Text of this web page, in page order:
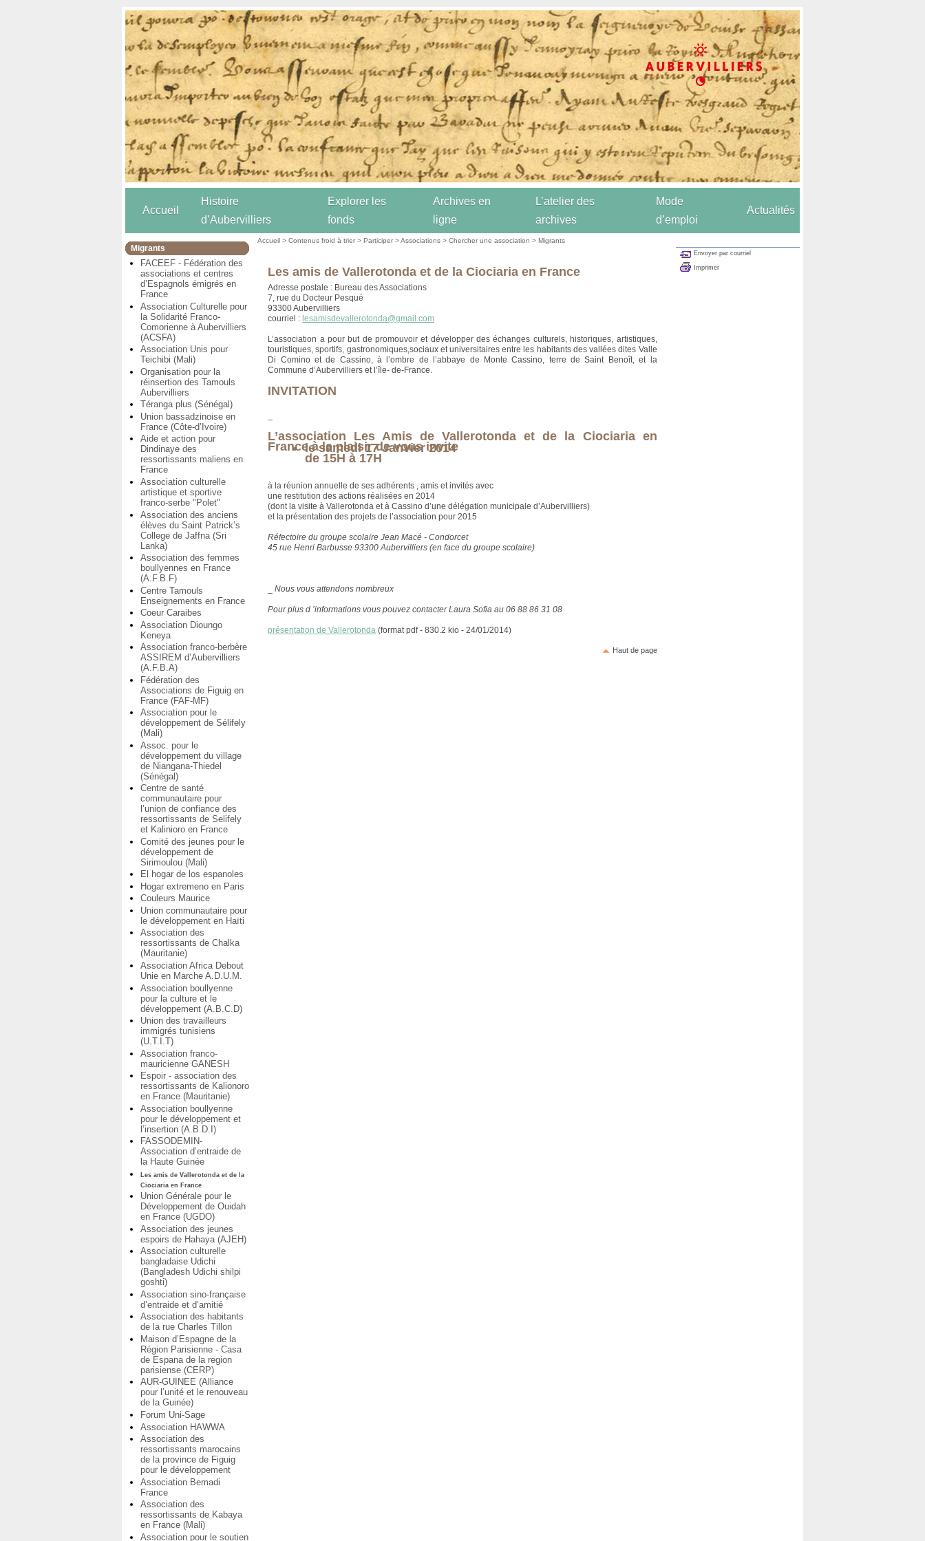
Accueil
Histoire
d’Aubervilliers
Explorer les
fonds
Archives en
ligne
L’atelier des
archives
Mode
d’emploi
Actualités
Migrants
FACEEF - Fédération des
associations et centres
d’Espagnols émigrés en
France
Association Culturelle pour
la Solidarité Franco-
Comorienne à Aubervilliers
(ACSFA)
Association Unis pour
Teichibi (Mali)
Organisation pour la
réinsertion des Tamouls
Aubervilliers
Téranga plus (Sénégal)
Union bassadzinoise en
France (Côte-d’Ivoire)
Aide et action pour
Dindinaye des
ressortissants maliens en
France
Association culturelle
artistique et sportive
franco-serbe "Polet"
Association des anciens
élèves du Saint Patrick’s
College de Jaffna (Sri
Lanka)
Association des femmes
boullyennes en France
(A.F.B.F)
Centre Tamouls
Enseignements en France
Coeur Caraibes
Association Dioungo
Keneya
Association franco-berbère
ASSIREM d’Aubervilliers
(A.F.B.A)
Fédération des
Associations de Figuig en
France (FAF-MF)
Association pour le
développement de Sélifely
(Mali)
Assoc. pour le
développement du village
de Niangana-Thiedel
(Sénégal)
Centre de santé
communautaire pour
l’union de confiance des
ressortissants de Selifely
et Kalinioro en France
Comité des jeunes pour le
développement de
Sirimoulou (Mali)
El hogar de los espanoles
Hogar extremeno en Paris
Couleurs Maurice
Union communautaire pour
le développement en Haïti
Association des
ressortissants de Chalka
(Mauritanie)
Association Africa Debout
Unie en Marche A.D.U.M.
Association boullyenne
pour la culture et le
développement (A.B.C.D)
Union des travailleurs
immigrés tunisiens
(U.T.I.T)
Association franco-
mauricienne GANESH
Espoir - association des
ressortissants de Kalionoro
en France (Mauritanie)
Association boullyenne
pour le développement et
l’insertion (A.B.D.I)
FASSODEMIN-
Association d’entraide de
la Haute Guinée
Les amis de Vallerotonda et de la
Ciociaria en France
Union Générale pour le
Développement de Ouidah
en France (UGDO)
Association des jeunes
espoirs de Hahaya (AJEH)
Association culturelle
bangladaise Udichi
(Bangladesh Udichi shilpi
goshti)
Association sino-française
d’entraide et d’amitié
Association des habitants
de la rue Charles Tillon
Maison d’Espagne de la
Région Parisienne - Casa
de Espana de la region
parisiense (CERP)
AUR-GUINEE (Alliance
pour l’unité et le renouveau
de la Guinée)
Forum Uni-Sage
Association HAWWA
Association des
ressortissants marocains
de la province de Figuig
pour le développement
Association Bemadi
France
Association des
ressortissants de Kabaya
en France (Mali)
Association pour le soutien
Accueil >Contenus froid à trier >Participer >Associations >Chercher une association >Migrants
Les amis de Vallerotonda et de la Ciociaria en France
Adresse postale : Bureau des Associations
7, rue du Docteur Pesqué
93300 Aubervilliers
courriel : lesamisdevallerotonda@gmail.com
L’association a pour but de promouvoir et développer des échanges culturels, historiques, artistiques,
touristiques, sportifs, gastronomiques,sociaux et universitaires entre les habitants des vallées dites Valle
Di Comino et de Cassino, à l’ombre de l’abbaye de Monte Cassino, terre de Saint Benoît, et la
Commune d’Aubervilliers et l’île- de-France.
INVITATION
L’association Les Amis de Vallerotonda et de la Ciociaria en
France à le plaisir de vous invite
le samedi 17 Janvier 2014
de 15H à 17H
à la réunion annuelle de ses adhérents , amis et invités avec
une restitution des actions réalisées en 2014
(dont la visite à Vallerotonda et à Cassino d’une délégation municipale d’Aubervilliers)
et la présentation des projets de l’association pour 2015
Réfectoire du groupe scolaire Jean Macé - Condorcet
45 rue Henri Barbusse 93300 Aubervilliers (en face du groupe scolaire)
_Nous vous attendons nombreux
Pour plus d ’informations vous pouvez contacter Laura Sofia au 06 88 86 31 08
présentation de Vallerotonda (format pdf - 830.2 kio - 24/01/2014)
Haut de page
Envoyer par courriel
Imprimer